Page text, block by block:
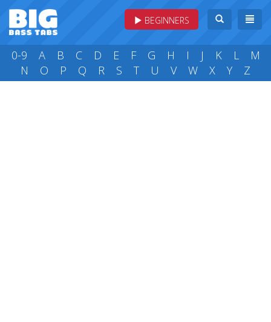
BEGINNERS
0-9 A B C D E F G H I J K L
M
N
O P Q R S T U V W X Y Z